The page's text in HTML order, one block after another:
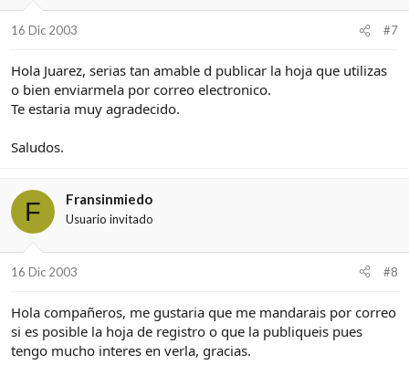
16 Dic 2003 #7
Hola Juarez, serias tan amable d publicar la hoja que utilizas
o bien enviarmela por correo electronico.
Te estaria muy agradecido.
Saludos.
F Fransinmiedo
Usuario invitado
16 Dic 2003 #8
Hola compañeros, me gustaria que me mandarais por correo
si es posible la hoja de registro o que la publiqueis pues
tengo mucho interes en verla, gracias.